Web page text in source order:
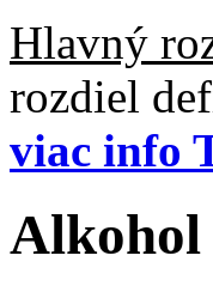
Hlavný
rozdiel
viac info
Alkohol